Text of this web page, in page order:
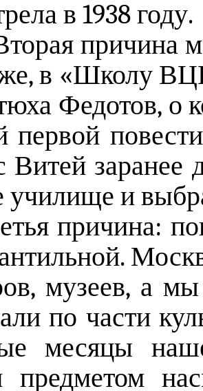
в 1938 году.
причина
же, в «Школу
Федотов, о
первой
заранее
училище и
причина:
музеев, а
по части
месяцы
предметом